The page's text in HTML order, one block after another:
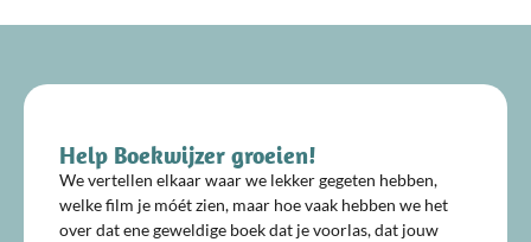
Help Boekwijzer groeien!
We vertellen elkaar waar we lekker gegeten hebben,
welke film je móét zien, maar hoe vaak hebben we het
over dat ene geweldige boek dat je voorlas, dat jouw